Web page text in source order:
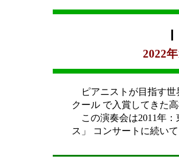
2022
ピアニストが目指す世
クール で入賞してきた
この演奏会は2011年：
ス」 コンサートに続い